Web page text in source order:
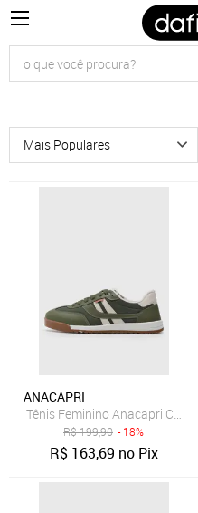
ANACAPRI
Tênis Feminino Anacapri
R$199,90 - 18%
R$ 163,69 no Pix